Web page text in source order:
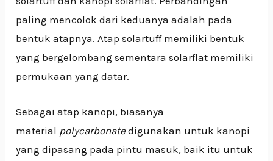
paling mencolok dari keduanya adalah pada
bentuk atapnya. Atap solartuff memiliki bentuk
yang bergelombang sementara solarflat memiliki
permukaan yang datar.
Sebagai atap kanopi, biasanya
material polycarbonate digunakan untuk kanopi
yang dipasang pada pintu masuk, baik itu untuk